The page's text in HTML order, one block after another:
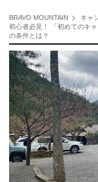
BRAVO MOUNTAIN
キャ
初心者必見！ 「初めてのキ
の条件とは？